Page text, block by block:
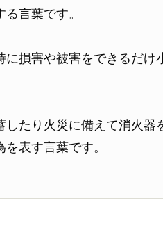
る言葉です。
に損害や被害をできるだ
したり火災に備えて消火
表す言葉です。